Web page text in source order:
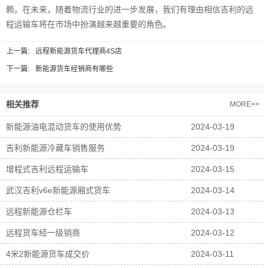
赖。在未来，随着物流行业的进一步发展，我们有理由相信吉利的远
程运输车将在市场中扮演越来越重要的角色。
上一篇: 远程新能源货车代理商4S店
下一篇: 新能源货车经销商有哪些
相关推荐 MORE>>
新能源油电混动货车的使用优势 2024-03-19
吉利新能源冷藏车销售服务 2024-03-19
增程式吉利远程运输车 2024-03-15
武汉吉利v6e新能源厢式货车 2024-03-14
远程新能源仓栏车 2024-03-13
远程货车经一级销商 2024-03-12
4米2新能源货车成交价 2024-03-11